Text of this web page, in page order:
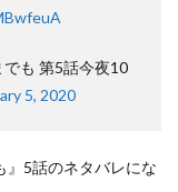
も 第5話今夜10
5, 2020
』5話のネタバレにな